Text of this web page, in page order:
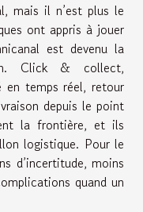
mais il n’est plus le
ont appris à jouer
est devenu la
Click & collect,
en temps réel, retour
depuis le point
la frontière, et ils
logistique. Pour le
d’incertitude, moins
quand un